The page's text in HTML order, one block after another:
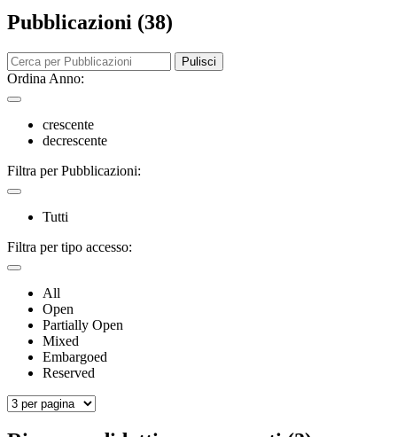
Pubblicazioni (38)
Pulisci
Ordina Anno:
crescente
decrescente
Filtra per Pubblicazioni:
Tutti
Filtra per tipo accesso:
All
Open
Partially Open
Mixed
Embargoed
Reserved